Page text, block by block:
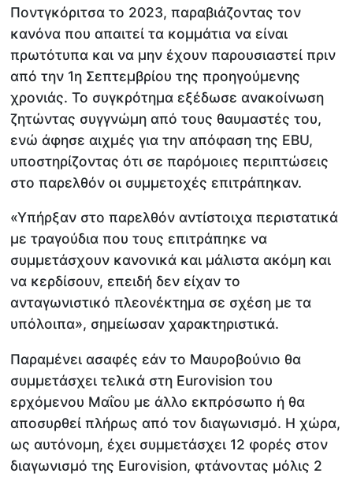
Ποντγκόριτσα το 2023, παραβιάζοντας τον
κανόνα που απαιτεί τα κομμάτια να είναι
πρωτότυπα και να μην έχουν παρουσιαστεί πριν
από την 1η Σεπτεμβρίου της προηγούμενης
χρονιάς. Το συγκρότημα εξέδωσε ανακοίνωση
ζητώντας συγγνώμη από τους θαυμαστές του,
ενώ άφησε αιχμές για την απόφαση της EBU,
υποστηρίζοντας ότι σε παρόμοιες περιπτώσεις
στο παρελθόν οι συμμετοχές επιτράπηκαν.
«Υπήρξαν στο παρελθόν αντίστοιχα περιστατικά
με τραγούδια που τους επιτράπηκε να
συμμετάσχουν κανονικά και μάλιστα ακόμη και
να κερδίσουν, επειδή δεν είχαν το
ανταγωνιστικό πλεονέκτημα σε σχέση με τα
υπόλοιπα», σημείωσαν χαρακτηριστικά.
Παραμένει ασαφές εάν το Μαυροβούνιο θα
συμμετάσχει τελικά στη Eurovision του
ερχόμενου Μαΐου με άλλο εκπρόσωπο ή θα
αποσυρθεί πλήρως από τον διαγωνισμό. H χώρα,
ως αυτόνομη, έχει συμμετάσχει 12 φορές στον
διαγωνισμό της Eurovision, φτάνοντας μόλις 2